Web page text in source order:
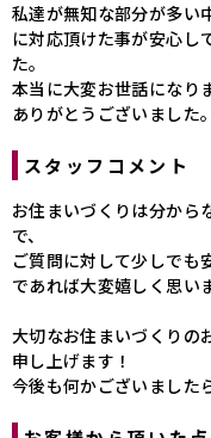
私達が無知な部分が多い
に対応頂けた事が安心し
た。
本当に大変お世話になり
ありがとうございました。
スタッフコメント
お住まいづくりは分から
で、
ご質問に対して少しでも
であれば大変嬉しく思い
大切なお住まいづくりの
申し上げます！
今後も何かございました